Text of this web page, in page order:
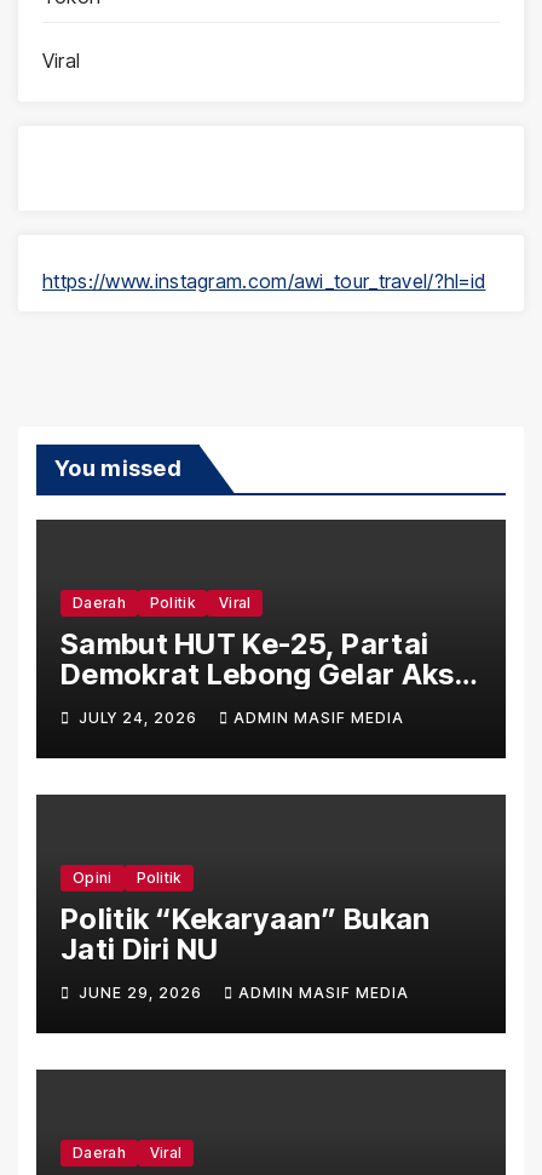
Viral
https://www.instagram.com/awi_tour_travel/?hl=id
You missed
Daerah Politik Viral
Sambut HUT Ke-25, Partai
Demokrat Lebong Gelar Aksi
Bersih Rumah Ibadah Lewat
Gerakan Indonesia Asri
Langit Biru
JULY 24, 2026 ADMIN MASIF MEDIA
Opini Politik
Politik “Kekaryaan” Bukan
Jati Diri NU
JUNE 29, 2026 ADMIN MASIF MEDIA
Daerah Viral